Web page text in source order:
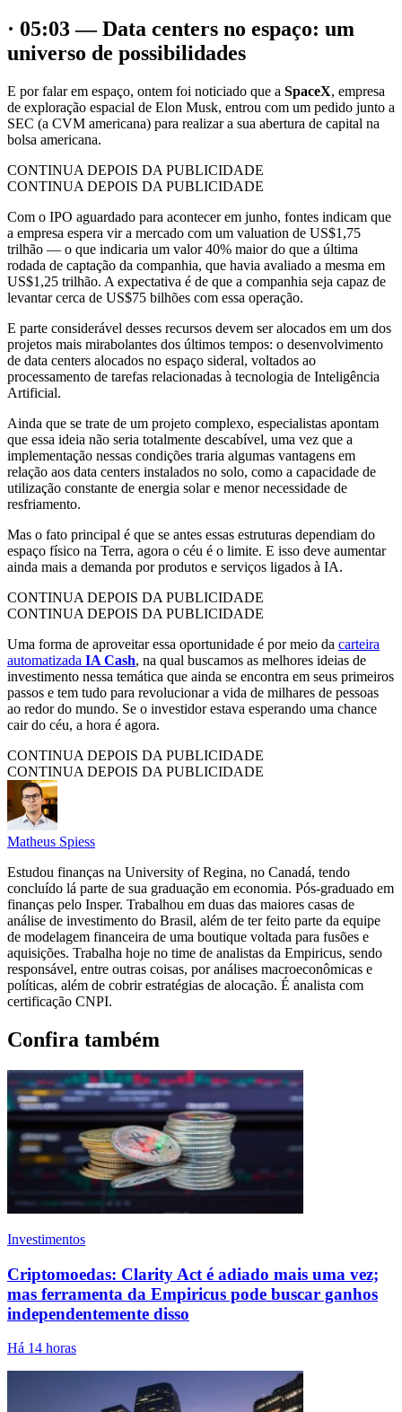
· 05:03 — Data centers no espaço: um
universo de possibilidades
E por falar em espaço, ontem foi noticiado que a SpaceX, empresa
de exploração espacial de Elon Musk, entrou com um pedido junto a
SEC (a CVM americana) para realizar a sua abertura de capital na
bolsa americana.
CONTINUA DEPOIS DA PUBLICIDADE
CONTINUA DEPOIS DA PUBLICIDADE
Com o IPO aguardado para acontecer em junho, fontes indicam que
a empresa espera vir a mercado com um valuation de US$1,75
trilhão — o que indicaria um valor 40% maior do que a última
rodada de captação da companhia, que havia avaliado a mesma em
US$1,25 trilhão. A expectativa é de que a companhia seja capaz de
levantar cerca de US$75 bilhões com essa operação.
E parte considerável desses recursos devem ser alocados em um dos
projetos mais mirabolantes dos últimos tempos: o desenvolvimento
de data centers alocados no espaço sideral, voltados ao
processamento de tarefas relacionadas à tecnologia de Inteligência
Artificial.
Ainda que se trate de um projeto complexo, especialistas apontam
que essa ideia não seria totalmente descabível, uma vez que a
implementação nessas condições traria algumas vantagens em
relação aos data centers instalados no solo, como a capacidade de
utilização constante de energia solar e menor necessidade de
resfriamento.
Mas o fato principal é que se antes essas estruturas dependiam do
espaço físico na Terra, agora o céu é o limite. E isso deve aumentar
ainda mais a demanda por produtos e serviços ligados à IA.
CONTINUA DEPOIS DA PUBLICIDADE
CONTINUA DEPOIS DA PUBLICIDADE
Uma forma de aproveitar essa oportunidade é por meio da carteira
automatizada IA Cash, na qual buscamos as melhores ideias de
investimento nessa temática que ainda se encontra em seus primeiros
passos e tem tudo para revolucionar a vida de milhares de pessoas
ao redor do mundo. Se o investidor estava esperando uma chance
cair do céu, a hora é agora.
CONTINUA DEPOIS DA PUBLICIDADE
CONTINUA DEPOIS DA PUBLICIDADE
Matheus Spiess
Estudou finanças na University of Regina, no Canadá, tendo
concluído lá parte de sua graduação em economia. Pós-graduado em
finanças pelo Insper. Trabalhou em duas das maiores casas de
análise de investimento do Brasil, além de ter feito parte da equipe
de modelagem financeira de uma boutique voltada para fusões e
aquisições. Trabalha hoje no time de analistas da Empiricus, sendo
responsável, entre outras coisas, por análises macroeconômicas e
políticas, além de cobrir estratégias de alocação. É analista com
certificação CNPI.
Confira também
Investimentos
Criptomoedas: Clarity Act é adiado mais uma vez;
mas ferramenta da Empiricus pode buscar ganhos
independentemente disso
Há 14 horas